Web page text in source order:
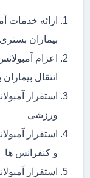
ارائه خدمات
بیماران
انتقال
استقرار
ورزشی
استقرار
و کنفرانس ها
استقرار